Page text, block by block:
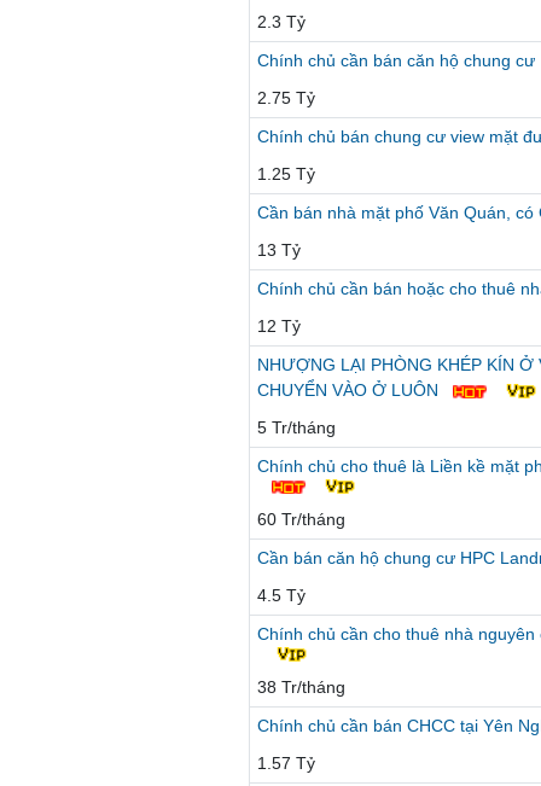
2.3 Tỷ
Chính chủ cần bán căn hộ chung
2.75 Tỷ
Chính chủ bán chung cư view mặt
1.25 Tỷ
Cần bán nhà mặt phố Văn Quán,
13 Tỷ
Chính chủ cần bán hoặc cho thuê
12 Tỷ
NHƯỢNG LẠI PHÒNG KHÉP KÍN
CHUYỂN VÀO Ở LUÔN
5 Tr/tháng
Chính chủ cho thuê là Liền kề mặt
60 Tr/tháng
Cần bán căn hộ chung cư HPC
4.5 Tỷ
Chính chủ cần cho thuê nhà
38 Tr/tháng
Chính chủ cần bán CHCC tại Yên
1.57 Tỷ